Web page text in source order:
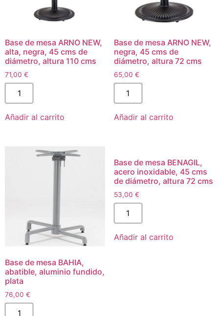
Base de mesa ARNO NEW,
alta, negra, 45 cms de
diámetro, altura 110 cms
71,00 €
Añadir al carrito
Base de mesa ARNO NEW,
negra, 45 cms de
diámetro, altura 72 cms
65,00 €
Añadir al carrito
Base de mesa BAHIA,
abatible, aluminio fundido,
plata
76,00 €
Base de mesa BENAGIL,
acero inoxidable, 45 cms
de diámetro, altura 72 cms
53,00 €
Añadir al carrito